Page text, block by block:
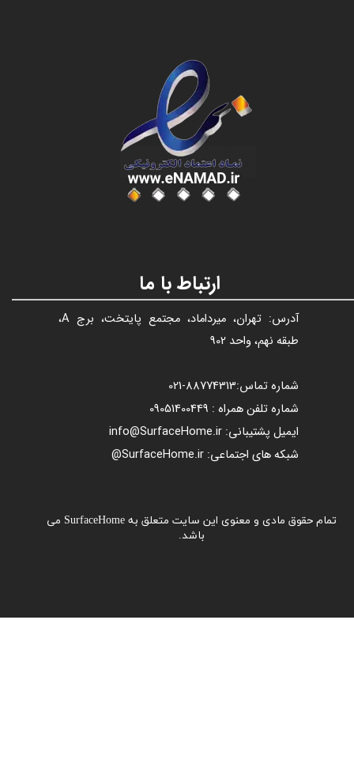
عنوان با فونت تیتر
آدرس: تهران، میرداماد، مجتمع پایتخت، برج A،
طبقه نهم، واحد 902
شماره تماس:88774313​​​​​​​
-021​​​​​​​
شماره تلفن همراه : 09051400449
ایمیل پشتیبانی: info@SurfaceHome.ir
شبکه های اجتماعی: SurfaceHome.ir@
تمام حقوق مادی و معنوی این سایت متعلق به SurfaceHome می
باشد.
ارتباط با ما